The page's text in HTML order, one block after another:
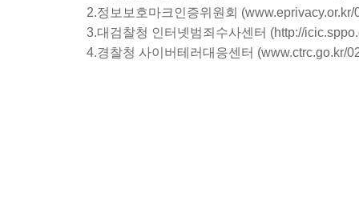
2.정보보호마크인증위원회
3.대검찰청 인터넷범죄수사센터 (http://
4.경찰청 사이버테러대응센터 (www.ctrc.go.kr/